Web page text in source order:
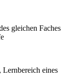
gleichen Faches
Lernbereich eines